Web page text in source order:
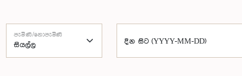
පැමිණි/නොපැමිණි
දින සිට (YYYY-MM-DD)